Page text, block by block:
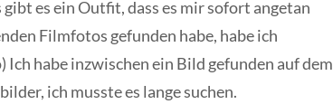
es ein Outfit, dass es mir sofort angetan
Filmfotos gefunden habe, habe ich
habe inzwischen ein Bild gefunden auf dem
ich musste es lange suchen.